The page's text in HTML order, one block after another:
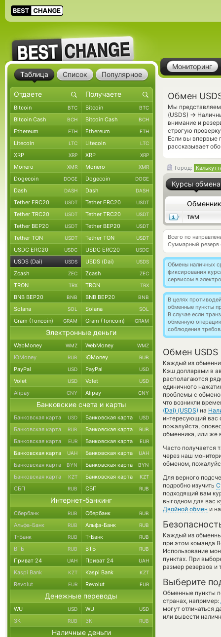
Мониторинг
Обмен
Мы представляем
(USDS) →
внимание и
строгую
Если вы впервые
рассказывает
Город:
Курсы обмена
Обменник
1WM
Всего по
Суммарный резерв
Обмены наличных
фиксирования
сервисом в
В целях
обменные пункты
В случае если
обменную
соблюдения
Обмен USDS
Каждый из
Кэш долларами в
располагаются
единичного
проблемы с
что возникли
(Dai) (USDS) на
интересующий вас
пожалуйста,
обменника, или же
Часто получается
через наш
обменом,
Для верного
подробно изучить
подходящий вам
выгодном для вас
Двойной обмен и
Каждый из
при этом команда
Использование
пунктах. При
размер резервов и
Выберите
Обменные пункты
странах, например:
могут отличаться
или вывести
Таблица Список Популярное
Bitcoin BTC Bitcoin BTC
Bitcoin Cash BCH Bitcoin Cash BCH
Ethereum ETH Ethereum ETH
Litecoin LTC Litecoin LTC
XRP XRP XRP XRP
Monero XMR Monero XMR
Dogecoin DOGE Dogecoin DOGE
Dash DASH Dash DASH
Tether ERC20 USDT Tether ERC20 USDT
Tether TRC20 USDT Tether TRC20 USDT
Tether BEP20 USDT Tether BEP20 USDT
Tether TON USDT Tether TON USDT
USDC ERC20 USDC USDC ERC20 USDC
USDS (Dai) USDS USDS (Dai) USDS
Zcash ZEC Zcash ZEC
TRON TRX TRON TRX
BNB BEP20 BNB BNB BEP20 BNB
Solana SOL Solana SOL
Gram (Toncoin) GRAM Gram (Toncoin) GRAM
Электронные деньги
WebMoney WMZ WebMoney WMZ
ЮMoney RUB ЮMoney RUB
PayPal USD PayPal USD
Volet USD Volet USD
Alipay CNY Alipay CNY
Банковские счета и карты
Банковская карта USD Банковская карта USD
Банковская карта RUB Банковская карта RUB
Банковская карта EUR Банковская карта EUR
Банковская карта UAH Банковская карта UAH
Банковская карта BYN Банковская карта BYN
Банковская карта KZT Банковская карта KZT
СБП RUB СБП RUB
Интернет-банкинг
Сбербанк RUB Сбербанк RUB
Альфа-Банк RUB Альфа-Банк RUB
Т-Банк RUB Т-Банк RUB
ВТБ RUB ВТБ RUB
Приват 24 UAH Приват 24 UAH
Kaspi Bank KZT Kaspi Bank KZT
Revolut EUR Revolut EUR
Денежные переводы
WU USD WU USD
ЗК RUB ЗК RUB
Наличные деньги